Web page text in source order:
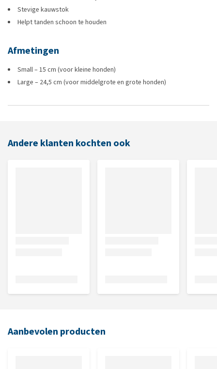
Stevige kauwstok
Helpt tanden schoon te houden
Afmetingen
Small – 15 cm (voor kleine honden)
Large – 24,5 cm (voor middelgrote en grote honden)
Andere klanten kochten ook
Aanbevolen producten